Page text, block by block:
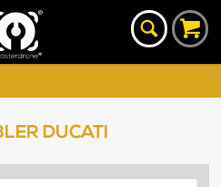
DUCATI